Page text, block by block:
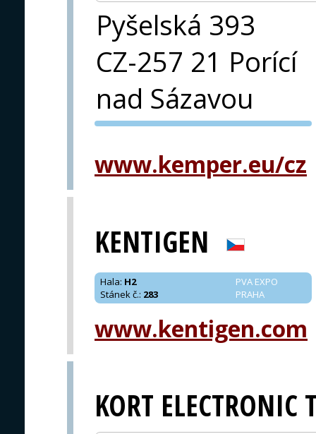
Pyšelská 393
CZ-257 21 Porící
nad Sázavou
PVA EXPO
www.kemper.eu/cz
KENTIGEN
PVA EXPO
PRAHA
Hala: H2
Stánek č.: 283
www.kentigen.com
KORT ELECTRONIC